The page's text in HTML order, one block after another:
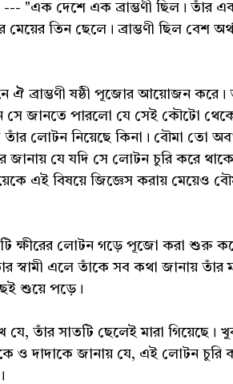
--- "এক দেশে এক ব্রাম্ভণী ছিল। তাঁর
তিন ছেলে। ব্রাম্ভণী ছিল বেশ
ঐ ব্রাম্ভণী ষষ্ঠী পূজোর আয়োজন
সে জানতে পারলো যে সেই কৌটো
লোটন নিয়েছে কিনা। বৌমা তো
জানায় যে যদি সে লোটন চুরি করে
এই বিষয়ে জিজ্ঞেস করায় মেয়েও
ক্ষীরের লোটন গড়ে পূজো করা শুরু
স্বামী এলে তাঁকে সব কথা জানায়
শুয়ে পড়ে।
যে, তাঁর সাতটি ছেলেই মারা
ও দাদাকে জানায় যে, এই লোটন